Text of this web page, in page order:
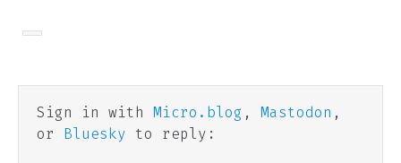
Sign in with Micro.blog , Mastodon ,
or Bluesky to reply: